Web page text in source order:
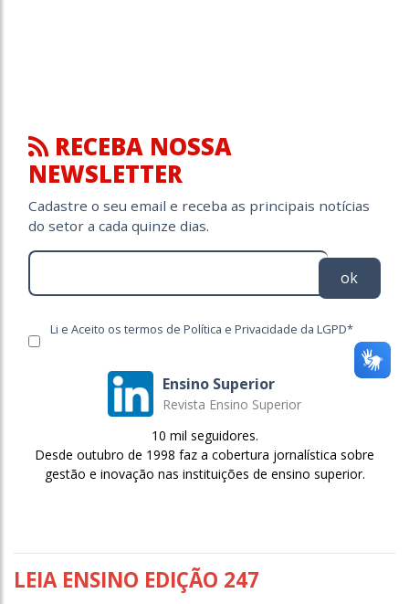
RECEBA NOSSA
NEWSLETTER
Cadastre o seu email e receba as principais notícias
do setor a cada quinze dias.
ok
Li e Aceito os termos de Política e Privacidade da LGPD*
Ensino Superior
Revista Ensino Superior
10 mil seguidores.
Desde outubro de 1998 faz a cobertura jornalística sobre
gestão e inovação nas instituições de ensino superior.
LEIA ENSINO EDIÇÃO 247